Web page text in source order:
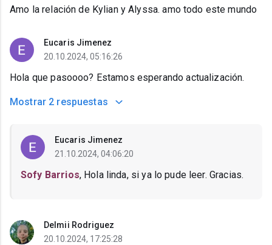
Amo la relación de Kylian y Alyssa. amo todo este mundo
Eucaris Jimenez
20.10.2024, 05:16:26
Hola que pasoooo? Estamos esperando actualización.
Mostrar 2 respuestas
Eucaris Jimenez
21.10.2024, 04:06:20
Sofy Barrios, Hola linda, si ya lo pude leer. Gracias.
Delmii Rodriguez
20.10.2024, 17:25:28